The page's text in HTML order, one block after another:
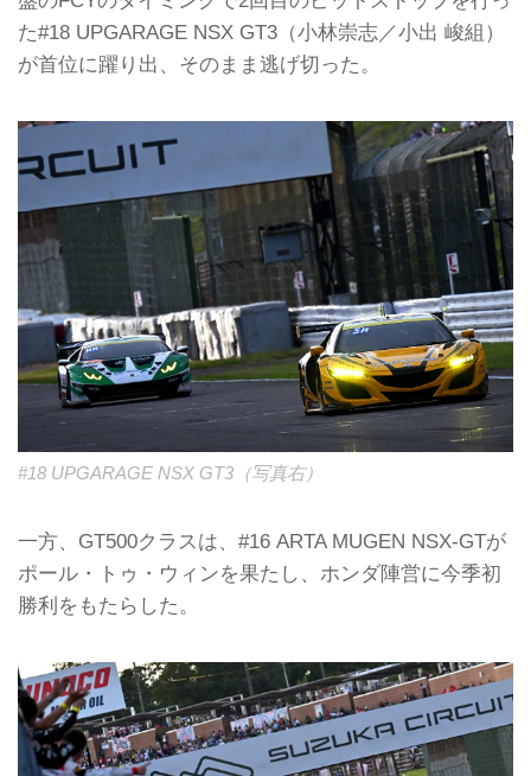
た#18 UPGARAGE NSX GT3（小林崇志／小出 峻組）
が首位に躍り出、そのまま逃げ切った。
#18 UPGARAGE NSX GT3（写真右）
一方、GT500クラスは、#16 ARTA MUGEN NSX-GTが
ポール・トゥ・ウィンを果たし、ホンダ陣営に今季初
勝利をもたらした。